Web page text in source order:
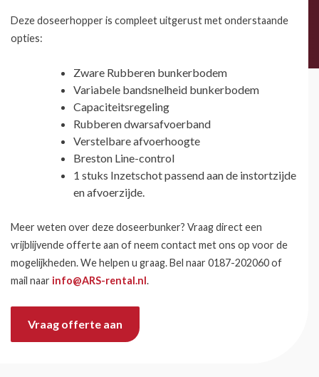
Deze doseerhopper is compleet uitgerust met onderstaande
opties:
Zware Rubberen bunkerbodem
Variabele bandsnelheid bunkerbodem
Capaciteitsregeling
Rubberen dwarsafvoerband
Verstelbare afvoerhoogte
Breston Line-control
1 stuks Inzetschot passend aan de instortzijde
en afvoerzijde.
Meer weten over deze doseerbunker? Vraag direct een
vrijblijvende offerte aan of neem contact met ons op voor de
mogelijkheden. We helpen u graag. Bel naar 0187-202060 of
mail naar info@ARS-rental.nl.
Vraag offerte aan